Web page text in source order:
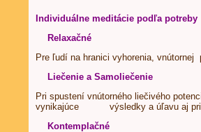
Individuálne meditácie podľa potreby
Relaxačné
Pre ľudí na hranici vyhorenia,
Liečenie a Samoliečenie
Pri spustení vnútorného liečivého
vynikajúce výsledky a úľavu aj pri
Kontemplačné